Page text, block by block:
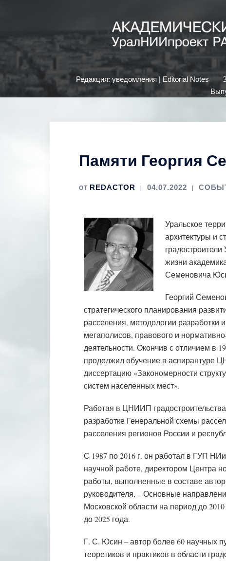
Редакция: уведомления | Editorial Notes
Памяти Георгия
ОТ REDACTOR 04.07.2022
Уральское
архитектуры и
жизни
Семеновича
Георгий
стратегического планирования
расселения, методологии
мегаполисов, правового и
деятельности. Окончив с отличием в
продолжил обучение в аспирантуре
диссертацию «Закономерности
систем населенных мест».
Работая в ЦНИИП
разработке Генеральной схемы
расселения регионов России и
С 1987 по 2016 г. он работал в ГУП
научной работе, директором Центра
работы, выполненные в составе
руководителя, – Основные
Московской области на период до
до 2025 года.
Г. С. Юсин – автор более 60 научных
теоретиков и практиков в области